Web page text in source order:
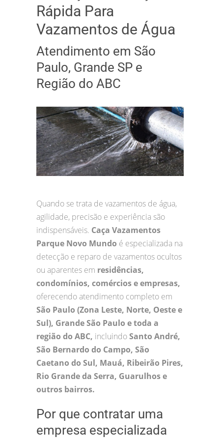
Rápida Para
Vazamentos de Água
Atendimento em São
Paulo, Grande SP e
Região do ABC
Quando se trata de vazamentos de água,
agilidade, precisão e experiência são
indispensáveis. Caça Vazamentos
Parque Novo Mundo é especializada na
detecção e reparo de vazamentos ocultos
ou aparentes em residências,
condomínios, comércios e empresas,
oferecendo atendimento completo em
São Paulo (Zona Leste, Norte, Oeste e
Sul), Grande São Paulo e toda a
região do ABC, incluindoSanto André,
São Bernardo do Campo, São
Caetano do Sul, Mauá, Ribeirão Pires,
Rio Grande da Serra, Guarulhos e
outros bairros.
Por que contratar uma
empresa especializada